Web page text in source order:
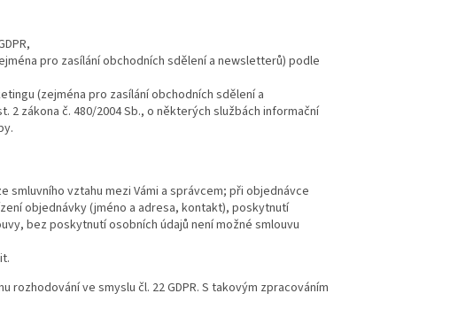
pro zasílání obchodních sdělení a newsletterů) podle
(zejména pro zasílání obchodních sdělení a
2 zákona č. 480/2004 Sb., o některých službách informační
smluvního vztahu mezi Vámi a správcem; při objednávce
objednávky (jméno a adresa, kontakt), poskytnutí
bez poskytnutí osobních údajů není možné smlouvu
ve smyslu čl. 22 GDPR. S takovým zpracováním